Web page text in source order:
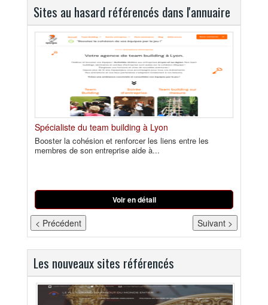
Sites au hasard référencés dans l'annuaire
Spécialiste du team building à Lyon
Booster la cohésion et renforcer les liens entre les
membres de son entreprise aide à...
Voir en détail
< Précédent Suivant >
Les nouveaux sites référencés